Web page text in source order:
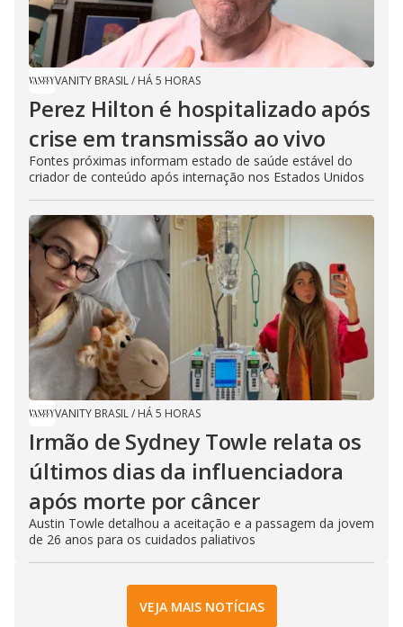
VANITY BRASIL/ HÁ 5 HORAS
Perez Hilton é hospitalizado após
crise em transmissão ao vivo
Fontes próximas informam estado de saúde estável do
criador de conteúdo após internação nos Estados Unidos
VANITY BRASIL/ HÁ 5 HORAS
Irmão de Sydney Towle relata os
últimos dias da influenciadora
após morte por câncer
Austin Towle detalhou a aceitação e a passagem da jovem
de 26 anos para os cuidados paliativos
VEJA MAIS NOTÍCIAS